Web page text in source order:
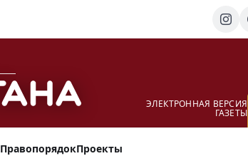
ЭЛЕКТРОННАЯ ВЕРСИЯ
ГАЗЕТЫ
ПравопорядокПроекты